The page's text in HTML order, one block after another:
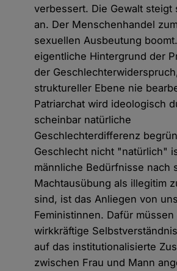
verbessert. Die Gewalt steigt
an. Der Menschenhandel
sexuellen Ausbeutung
eigentliche Hintergrund der
der
struktureller Ebene nie
Patriarchat wird ideologisch
scheinbar natürliche
Geschlechterdifferenz
Geschlecht nicht "natürlich"
männliche Bedürfnisse nach
Machtausübung als illegitim
sind, ist das Anliegen von uns
Feministinnen. Dafür
wirkkräftige
auf das institutionalisierte
zwischen Frau und Mann